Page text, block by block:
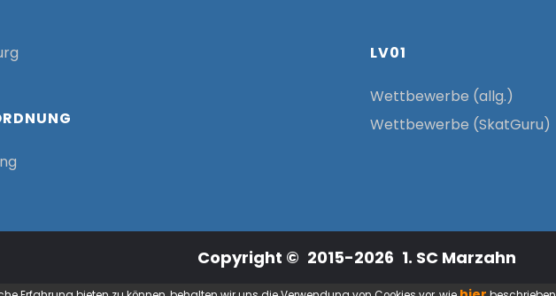
LV01
Wettbewerbe (allg.)
Wettbewerbe (SkatGuru)
Copyright © 2015-2026 1. SC Marzahn